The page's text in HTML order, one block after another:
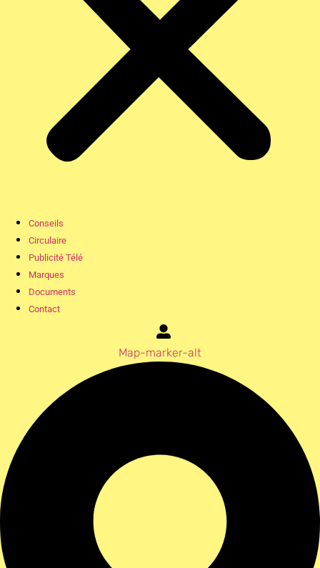
Conseils
Circulaire
Publicité Télé
Marques
Documents
Contact
Map-marker-alt